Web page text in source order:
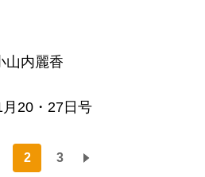
内麗香
20・27日号
2 3